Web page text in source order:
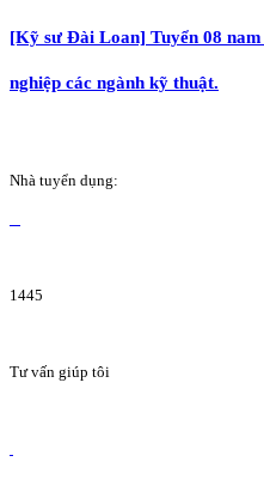
[Kỹ sư Đài Loan] Tuyển 08
nghiệp các ngành kỹ thuật.
Nhà tuyển dụng:
1445
Tư vấn giúp tôi